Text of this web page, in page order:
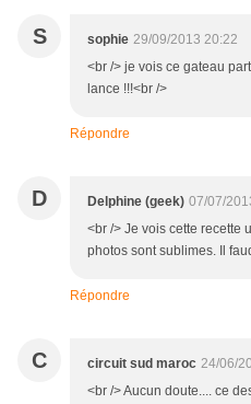
S sophie 29/09/2013 20:22
<br /> je vois ce gateau
lance !!!<br />
Répondre
D Delphine (geek) 07/07/
<br /> Je vois cette recette
photos sont sublimes. Il
Répondre
C circuit sud maroc 24/06/
<br /> Aucun doute.... ce